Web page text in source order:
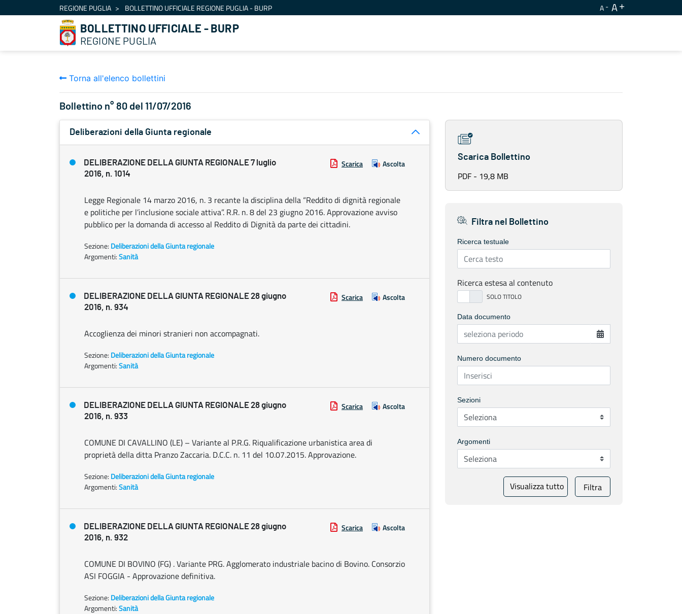
Salta al contenutoREGIONE PUGLIA BOLLETTINO UFFICIALE REGIONE PUGLIA - BURP A A
BOLLETTINO UFFICIALE - BURP
REGIONE PUGLIA
Torna all'elenco bollettini
Bollettino n° 80 del 11/07/2016
Deliberazioni della Giunta regionale
DELIBERAZIONE DELLA GIUNTA REGIONALE 7 luglio
2016, n. 1014
Scarica Ascolta
Legge Regionale 14 marzo 2016, n. 3 recante la disciplina della “Reddito di dignità regionale
e politiche per l’inclusione sociale attiva”. R.R. n. 8 del 23 giugno 2016. Approvazione avviso
pubblico per la domanda di accesso al Reddito di Dignità da parte dei cittadini.
Sezione: Deliberazioni della Giunta regionale
Argomenti:Sanità
DELIBERAZIONE DELLA GIUNTA REGIONALE 28 giugno
2016, n. 934
Scarica Ascolta
Accoglienza dei minori stranieri non accompagnati.
Sezione: Deliberazioni della Giunta regionale
Argomenti:Sanità
DELIBERAZIONE DELLA GIUNTA REGIONALE 28 giugno
2016, n. 933
Scarica Ascolta
COMUNE DI CAVALLINO (LE) – Variante al P.R.G. Riqualificazione urbanistica area di
proprietà della ditta Pranzo Zaccaria. D.C.C. n. 11 del 10.07.2015. Approvazione.
Sezione: Deliberazioni della Giunta regionale
Argomenti:Sanità
DELIBERAZIONE DELLA GIUNTA REGIONALE 28 giugno
2016, n. 932
Scarica Ascolta
COMUNE DI BOVINO (FG) . Variante PRG. Agglomerato industriale bacino di Bovino. Consorzio
ASI FOGGIA - Approvazione definitiva.
Sezione: Deliberazioni della Giunta regionale
Argomenti:Sanità
Scarica Bollettino
PDF - 19,8 MB
Filtra nel Bollettino
Ricerca testuale
Ricerca estesa al contenuto
Data documento
Numero documento
Sezioni
Argomenti
Visualizza tutto Filtra